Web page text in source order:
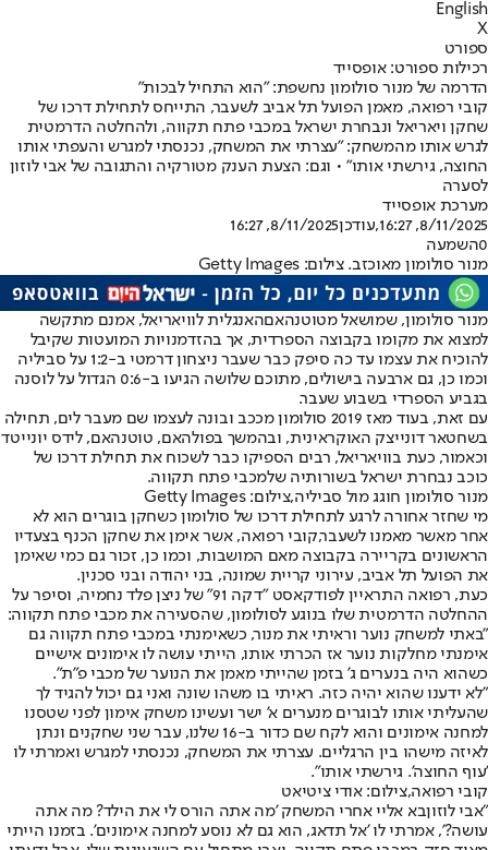
English
X
ספורט
רכילות ספורט: אופסייד
הדרמה של מנור סולומון נחשפת: "הוא התחיל לבכות"
קובי רפואה, מאמן הפועל תל אביב לשעבר, התייחס לתחילת דרכו של
שחקן ויאריאל ונבחרת ישראל במכבי פתח תקווה, ולהחלטה הדרמטית
לגרש אותו מהמשחק: "עצרתי את המשחק, נכנסתי למגרש והעפתי אותו
החוצה, גירשתי אותו" • וגם: הצעת הענק מטורקיה והתגובה של אבי לוזון
לסערה
מערכת אופסייד
8/11/2025, 16:27
,עודכן8/11/2025, 16:27
0השמעה
מנור סולומון מאוכזב. צילום: Getty Images
מנור סולומון, שמושאל מטוטנהאםהאנגלית לוויאריאל, אמנם מתקשה
למצוא את מקומו בקבוצה הספרדית, אך בהזדמנויות המועטות שקיבל
להוכיח את עצמו עד כה סיפק כבר שעבר ניצחון דרמטי ב-1:2 על סביליה
וכמו כן, גם ארבעה בישולים, מתוכם שלושה הגיעו ב-0:6 הגדול על לוסנה
בגביע הספרדי בשבוע שעבר.
עם זאת, בעוד מאז 2019 סולומון מככב ובונה לעצמו שם מעבר לים, תחילה
בשחטאר דונייצק האוקראינית, ובהמשך בפולהאם, טוטנהאם, לידס יונייטד
וכאמור, כעת בוויאריאל, רבים הספיקו כבר לשכוח את תחילת דרכו של
כוכב נבחרת ישראל בשורותיה שלמכבי פתח תקווה.
מנור סולומון חוגג מול סביליה,צילום: Getty Images
מי שחזר אחורה לרגע לתחילת דרכו של סולומון כשחקן בוגרים הוא לא
אחר מאשר מאמנו לשעבר,קובי רפואה, אשר אימן את שחקן הכנף בצעדיו
הראשונים בקריירה בקבוצה מאם המושבות, וכמו כן, זכור גם כמי שאימן
את הפועל תל אביב, עירוני קריית שמונה, בני יהודה ובני סכנין.
כעת, רפואה התראיין לפודקאסט "דקה 91" של ניצן פלד נחמיה, וסיפר על
ההחלטה הדרמטית שלו בנוגע לסולומון, שהסעירה את מכבי פתח תקווה:
"באתי למשחק נוער וראיתי את מנור, כשאימנתי במכבי פתח תקווה גם
אימנתי מחלקות נוער אז הכרתי אותו, הייתי עושה לו אימונים אישיים
כשהוא היה בנערים ג' בזמן שהייתי מאמן את הנוער של מכבי פ"ת".
"לא ידענו שהוא יהיה כזה. ראיתי בו משהו שונה ואני גם יכול להגיד לך
שהעליתי אותו לבוגרים מנערים א' ישר ועשינו משחק אימון לפני שטסנו
למחנה אימונים והוא לקח שם כדור ב-16 שלנו, עבר שני שחקנים ונתן
לאיזה מישהו בין הרגליים. עצרתי את המשחק, נכנסתי למגרש ואמרתי לו
'עוף החוצה'. גירשתי אותו".
קובי רפואה,צילום: אודי ציטיאט
"אבי לוזוןבא אליי אחרי המשחק 'מה אתה הורס לי את הילד? מה אתה
עושה?', אמרתי לו 'אל תדאג, הוא גם לא נוסע למחנה אימונים'. בזמנו הייתי